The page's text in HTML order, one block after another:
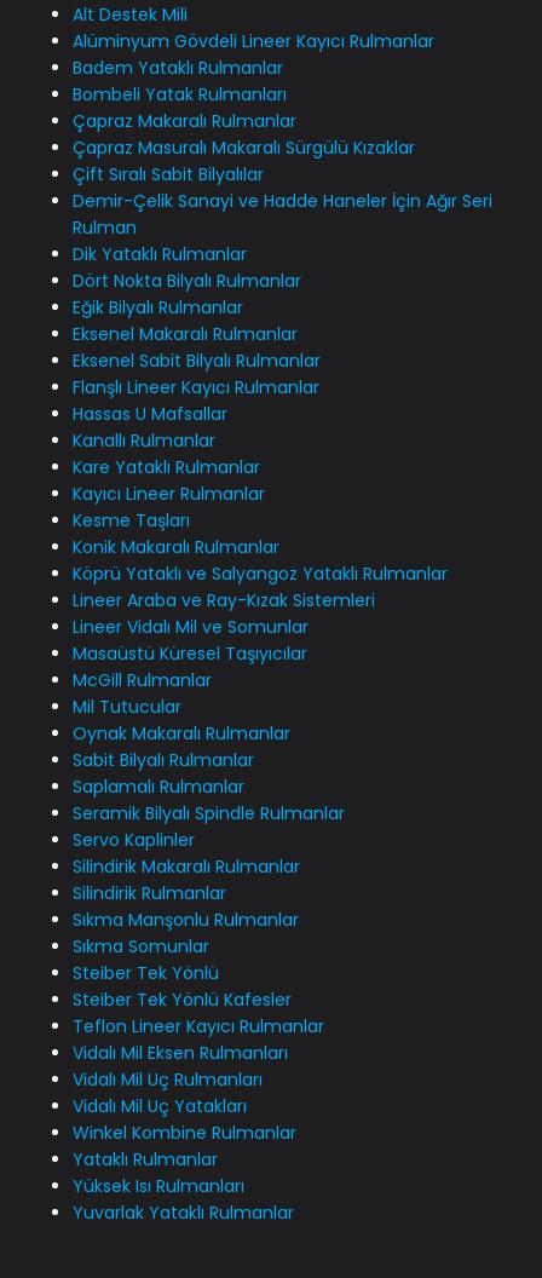
Alt Destek Mili
Alüminyum Gövdeli Lineer Kayıcı Rulmanlar
Badem Yataklı Rulmanlar
Bombeli Yatak Rulmanları
Çapraz Makaralı Rulmanlar
Çapraz Masuralı Makaralı Sürgülü Kızaklar
Çift Sıralı Sabit Bilyalılar
Demir-Çelik Sanayi ve Hadde Haneler İçin Ağır Seri
Rulman
Dik Yataklı Rulmanlar
Dört Nokta Bilyalı Rulmanlar
Eğik Bilyalı Rulmanlar
Eksenel Makaralı Rulmanlar
Eksenel Sabit Bilyalı Rulmanlar
Flanşlı Lineer Kayıcı Rulmanlar
Hassas U Mafsallar
Kanallı Rulmanlar
Kare Yataklı Rulmanlar
Kayıcı Lineer Rulmanlar
Kesme Taşları
Konik Makaralı Rulmanlar
Köprü Yataklı ve Salyangoz Yataklı Rulmanlar
Lineer Araba ve Ray-Kızak Sistemleri
Lineer Vidalı Mil ve Somunlar
Masaüstü Küresel Taşıyıcılar
McGill Rulmanlar
Mil Tutucular
Oynak Makaralı Rulmanlar
Sabit Bilyalı Rulmanlar
Saplamalı Rulmanlar
Seramik Bilyalı Spindle Rulmanlar
Servo Kaplinler
Silindirik Makaralı Rulmanlar
Silindirik Rulmanlar
Sıkma Manşonlu Rulmanlar
Sıkma Somunlar
Steiber Tek Yönlü
Steiber Tek Yönlü Kafesler
Teflon Lineer Kayıcı Rulmanlar
Vidalı Mil Eksen Rulmanları
Vidalı Mil Uç Rulmanları
Vidalı Mil Uç Yatakları
Winkel Kombine Rulmanlar
Yataklı Rulmanlar
Yüksek Isı Rulmanları
Yuvarlak Yataklı Rulmanlar